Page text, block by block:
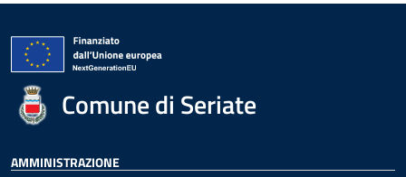
Comune di Seriate
AMMINISTRAZIONE